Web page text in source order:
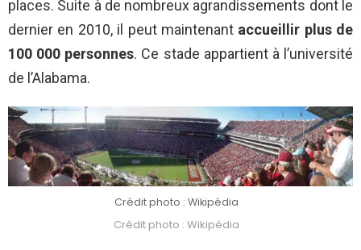
places. Suite à de nombreux agrandissements dont le
dernier en 2010, il peut maintenant accueillir plus de
100 000 personnes. Ce stade appartient à l’université
de l’Alabama.
Crédit photo : Wikipédia
Crédit photo : Wikipédia